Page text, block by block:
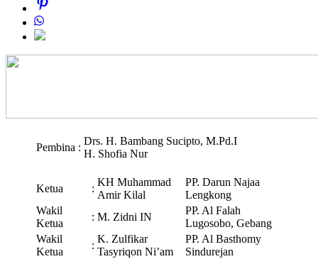
Pembina :
Drs. H. Bambang Sucipto, M.Pd.I
H. Shofia Nur
Ketua :
KH Muhammad
Amir Kilal
PP. Darun Najaa
Lengkong
Wakil
Ketua
: M. Zidni IN
PP. Al Falah
Lugosobo, Gebang
Wakil
Ketua
:
K. Zulfikar
Tasyriqon Ni’am
PP. Al Basthomy
Sindurejan